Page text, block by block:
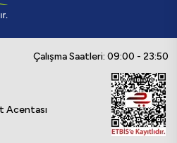
Çalışma Saatleri: 09:00 - 23:50
Acentası